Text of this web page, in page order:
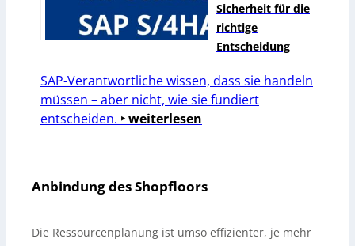
Sicherheit für die
richtige
Entscheidung
SAP-Verantwortliche wissen, dass sie handeln
müssen – aber nicht, wie sie fundiert
entscheiden. ‣ weiterlesen
Anbindung des Shopfloors
Die Ressourcenplanung ist umso effizienter, je mehr